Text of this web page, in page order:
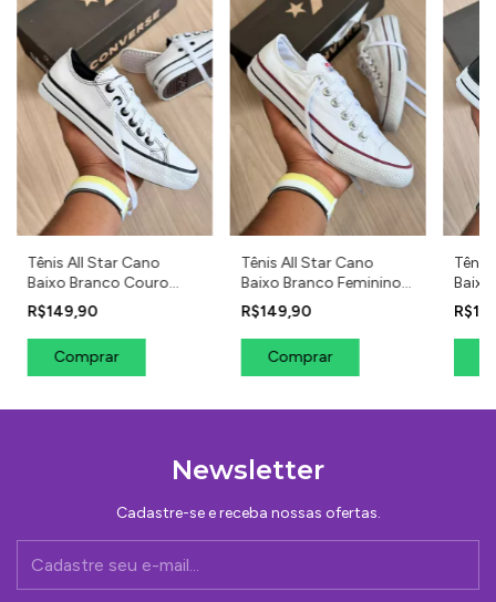
Tênis All Star Cano
Baixo Branco Couro
Feminino Casual
R$149,90
Comprar
Tênis All Star Cano
Baixo Branco Feminino
Casual
R$149,90
Comprar
Tênis
Newsletter
Cadastre-se e receba nossas ofertas.